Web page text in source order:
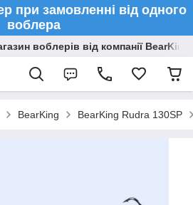
при замовленні від одного
воблера
воблерів від компанії BearKing
BearKing BearKing Rudra 130SP